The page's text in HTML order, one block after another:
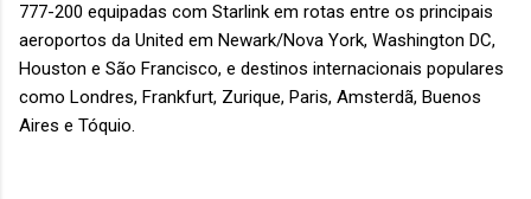
777-200 equipadas com Starlink em rotas entre os principais
aeroportos da United em Newark/Nova York, Washington DC,
Houston e São Francisco, e destinos internacionais populares
como Londres, Frankfurt, Zurique, Paris, Amsterdã, Buenos
Aires e Tóquio.